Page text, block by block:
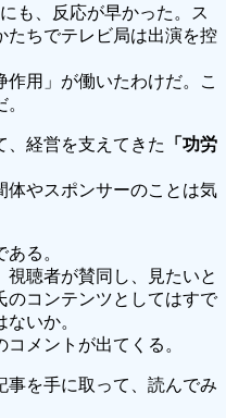
も、反応が早かった。ス
たちでテレビ局は出演を控
用」が働いたわけだ。こ
、経営を支えてきた
「功労
体やスポンサーのことは気
ある。
聴者が賛同し、見たいと
のコンテンツとしてはすで
いか。
メントが出てくる。
事を手に取って、読んでみ